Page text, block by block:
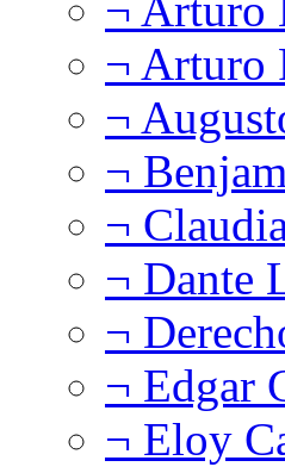
¬ Arturo
¬
¬
¬
¬ Dante
¬
¬ Edgar
¬ Eloy